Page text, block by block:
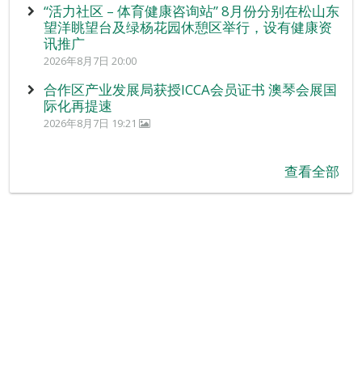
“活力社区 – 体育健康咨询站” 8月份分别在松山东
望洋眺望台及绿杨花园休憩区举行，设有健康资
讯推广
2026年8月7日 20:00
合作区产业发展局获授ICCA会员证书 澳琴会展国
际化再提速
2026年8月7日 19:21
查看全部